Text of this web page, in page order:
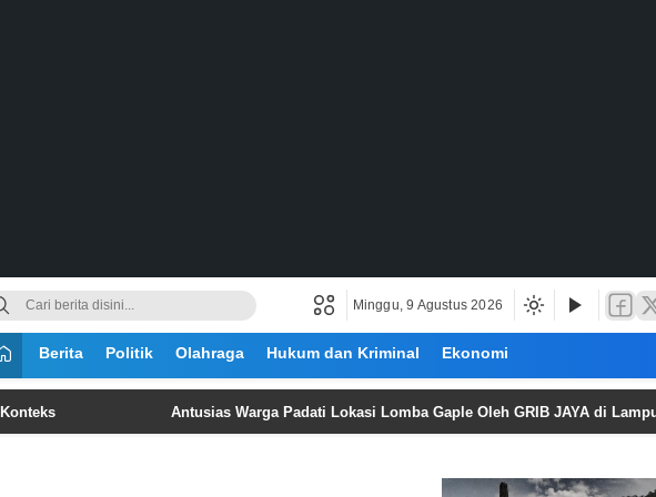
Minggu, 9 Agustus 2026
Berita Politik Olahraga Hukum dan Kriminal Ekonomi
Antusias Warga Padati Lokasi Lomba Gaple Oleh GRIB JAYA di Lampung Timur